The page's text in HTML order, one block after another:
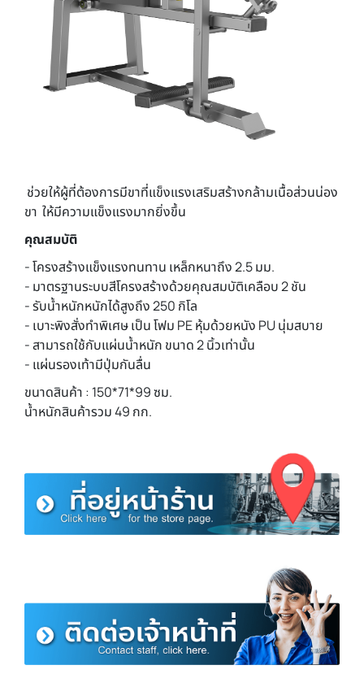
ช่วยให้ผู้ที่ต้องการมีขาที่แข็งแรงเสริมสร้างกล้ามเนื้อส่วนน่อง
ขา ให้มีความแข็งแรงมากยิ่งขึ้น
คุณสมบัติ
- โครงสร้างแข็งแรงทนทาน เหล็กหนาถึง 2.5 มม.
- มาตรฐานระบบสีโครงสร้างด้วยคุณสมบัติเคลือบ 2 ชัน
- รับน้ำหนักหนักได้สูงถึง 250 กิโล
- เบาะพิงสั่งทำพิเศษ เป็น โฟม PE หุ้มด้วยหนัง PU นุ่มสบาย
- สามารถใช้กับแผ่นน้ำหนัก ขนาด 2 นิ้วเท่านั้น
- แผ่นรองเท้ามีปุ่มกันลื่น
ขนาดสินค้า : 150*71*99 ซม.
น้ำหนักสินค้ารวม 49 กก.